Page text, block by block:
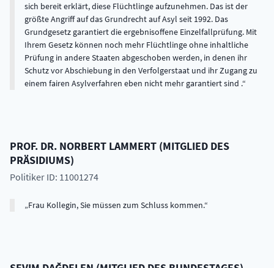
sich bereit erklärt, diese Flüchtlinge aufzunehmen. Das ist der
größte Angriff auf das Grundrecht auf Asyl seit 1992. Das
Grundgesetz garantiert die ergebnisoffene Einzelfallprüfung. Mit
Ihrem Gesetz können noch mehr Flüchtlinge ohne inhaltliche
Prüfung in andere Staaten abgeschoben werden, in denen ihr
Schutz vor Abschiebung in den Verfolgerstaat und ihr Zugang zu
einem fairen Asylverfahren eben nicht mehr garantiert sind .
PROF. DR. NORBERT LAMMERT (MITGLIED DES
PRÄSIDIUMS)
Politiker ID: 11001274
Frau Kollegin, Sie müssen zum Schluss kommen.